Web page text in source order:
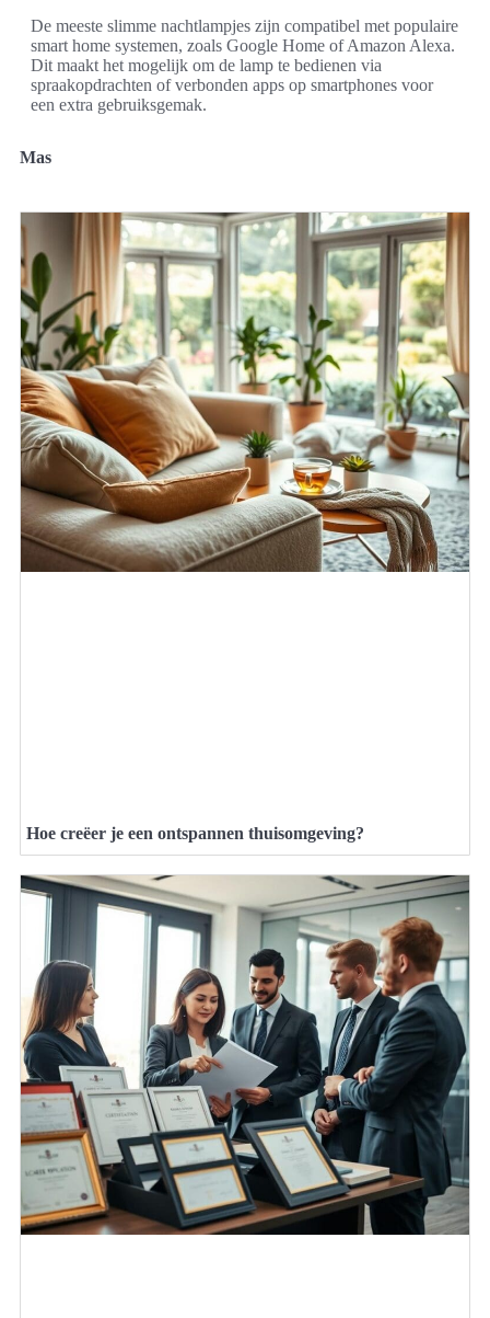
De meeste slimme nachtlampjes zijn compatibel met populaire
smart home systemen, zoals Google Home of Amazon Alexa.
Dit maakt het mogelijk om de lamp te bedienen via
spraakopdrachten of verbonden apps op smartphones voor
een extra gebruiksgemak.
Mas
Hoe creëer je een ontspannen thuisomgeving?